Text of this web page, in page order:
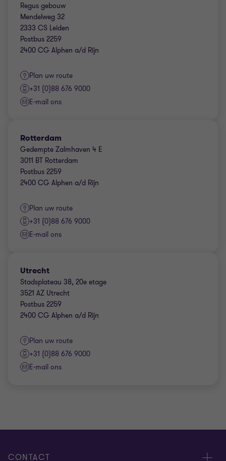
Regus gebouw
Mendelweg 32
2333 CS Leiden
Postbus 2259
2400 CG Alphen a/d Rijn
Plan uw route
+31 (0)88 676 9000
E-mail ons
Rotterdam
Gedempte Zalmhaven 4 E
3011 BT Rotterdam
Postbus 2259
2400 CG Alphen a/d Rijn
Plan uw route
+31 (0)88 676 9000
E-mail ons
Utrecht
Stadsplateau 38, 20e etage
3521 AZ Utrecht
Postbus 2259
2400 CG Alphen a/d Rijn
Plan uw route
+31 (0)88 676 9000
E-mail ons
CONTACT